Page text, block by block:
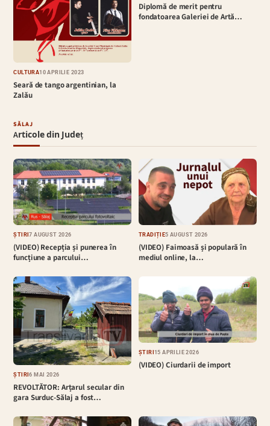
CULTURĂ10 APRILIE 2023
Seară de tango argentinian, la
Zalău
Diplomă de merit pentru
fondatoarea Galeriei de Artă…
SĂLAJ
Articole din Județ
ȘTIRI7 AUGUST 2026
(VIDEO) Recepția și punerea în
funcțiune a parcului…
TRADIȚIE5 AUGUST 2026
(VIDEO) Faimoasă și populară în
mediul online, la…
ȘTIRI6 MAI 2026
REVOLTĂTOR: Arțarul secular din
gara Surduc-Sălaj a fost…
ȘTIRI15 APRILIE 2026
(VIDEO) Ciurdarii de import